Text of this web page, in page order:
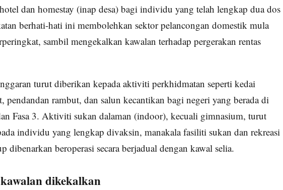
dan homestay (inap desa) bagi individu yang telah lengkap dua dos
berhati-hati ini membolehkan sektor pelancongan domestik mula
sambil mengekalkan kawalan terhadap pergerakan rentas
turut diberikan kepada aktiviti perkhidmatan seperti kedai
pendandan rambut, dan salun kecantikan bagi negeri yang berada di
Fasa 3. Aktiviti sukan dalaman (indoor), kecuali gimnasium, turut
individu yang lengkap divaksin, manakala fasiliti sukan dan rekreasi
dibenarkan beroperasi secara berjadual dengan kawal selia.
dikekalkan